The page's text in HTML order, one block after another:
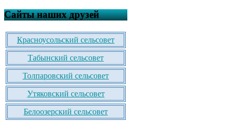
Сайты наших друзей
Красноусольский сельсовет
Табынский сельсовет
Толпаровский сельсовет
Утяковский сельсовет
Белоозерский сельсовет